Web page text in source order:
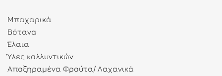
Μπαχαρικά
Βότανα
Έλαια
Ύλες καλλυντικών
Αποξηραμένα Φρούτα/ Λαχανικά